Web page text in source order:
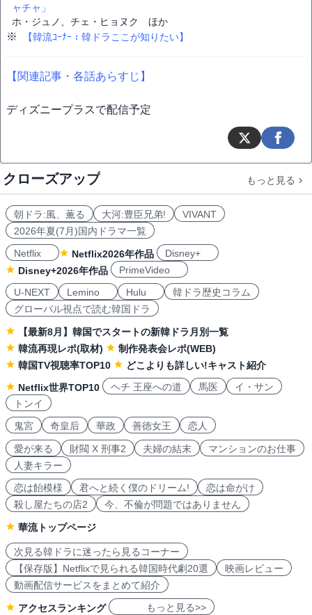
ャチャ」
ホ・ジュノ、チェ・ヒョヌク ほか
※ 【韓流ｺｰﾅｰ：韓ドラここが知りたい】
【関連記事・各話あらすじ】
ディズニープラスで配信予定
クローズアップ もっと見る
朝ドラ:風、薫る 大河:豊臣兄弟!
VIVANT
2026年夏(7月)国内ドラマ一覧
Netflix
Netflix2026年作品
Disney+
Disney+2026年作品
PrimeVideo
U-NEXT
Lemino Hulu
韓ドラ歴史コラム
グローバル視点で読む韓国ドラ
【最新8月】韓国でスタートの新韓ドラ月別一覧
韓流再現レポ(取材)
制作発表会レポ(WEB)
韓国TV視聴率TOP10
どこよりも詳しい!キャスト紹介
Netflix世界TOP10
ヘチ 王座への道 馬医
イ・サン
トンイ
鬼宮
奇皇后 華政 善徳女王 恋人
愛が来る 財閥 X 刑事2 夫婦の結末
マンションのお仕事
人妻キラー
恋は飴模様
君へと続く僕のドリーム!
恋は命がけ
殺し屋たちの店2
今、不倫が問題ではありません
華流トップページ
次見る韓ドラに迷ったら見るコーナー
【保存版】Netflixで見られる韓国時代劇20選
映画レビュー
動画配信サービスをまとめて紹介
アクセスランキング もっと見る>>